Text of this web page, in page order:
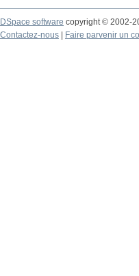
DSpace software copyright © 2002-
Contactez-nous
Faire parvenir un